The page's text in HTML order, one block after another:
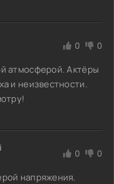
0 0
атмосферой. Актёры
и неизвестности.
0 0
напряжения.